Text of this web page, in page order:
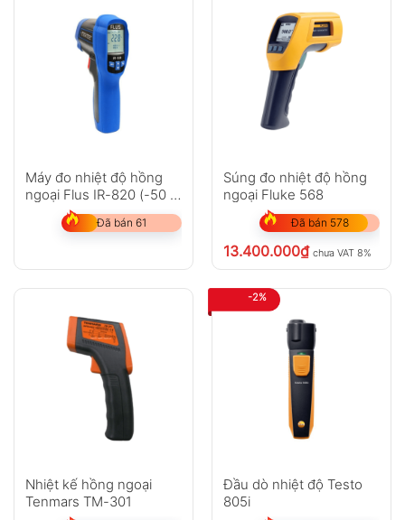
Máy đo nhiệt độ hồng
ngoại Flus IR-820 (-50 ~
500?C)
Đã bán 61
Súng đo nhiệt độ hồng
ngoại Fluke 568
Đã bán 578
13.400.000₫ chưa VAT 8%
Nhiệt kế hồng ngoại
Tenmars TM-301
-2%
Đầu dò nhiệt độ Testo
805i